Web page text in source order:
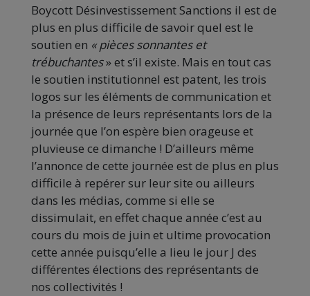
Boycott Désinvestissement Sanctions il est de
plus en plus difficile de savoir quel est le
soutien en « pièces sonnantes et
trébuchantes» et s’il existe. Mais en tout cas
le soutien institutionnel est patent, les trois
logos sur les éléments de communication et
la présence de leurs représentants lors de la
journée que l’on espère bien orageuse et
pluvieuse ce dimanche ! D’ailleurs même
l’annonce de cette journée est de plus en plus
difficile à repérer sur leur site ou ailleurs
dans les médias, comme si elle se
dissimulait, en effet chaque année c’est au
cours du mois de juin et ultime provocation
cette année puisqu’elle a lieu le jour J des
différentes élections des représentants de
nos collectivités !